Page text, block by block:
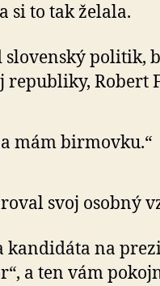
si to tak želala.
politik,
republiky, Robert
mám birmovku.“
svoj osobný
kandidáta na
a ten vám